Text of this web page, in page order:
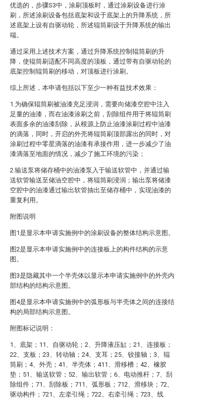
优选的，步骤S3中，涂刷顶板时，通过涂刷设备进行涂
刷，所述涂刷设备包括底架和设于底架上的升降系统，所
述底架上设有自驱动轮，所述辊筒刷设于升降系统的输出
端。
通过采用上述技术方案，通过升降系统控制辊筒刷的升
降，使辊筒刷适配不同高度的顶板，通过带有自驱动轮的
底架控制辊筒刷的移动，对顶板进行涂刷。
综上所述，本申请包括以下至少一种有益技术效果：
1.为确保辊筒刷被油漆充足浸润，需要向储漆空腔中注入
足量的油漆，而在油漆涂刷之前，刮除组件用于将辊筒刷
表面多余的油漆刮除，从根源上防止油漆涂刷过程中油漆
的滴落，同时，开启的外壳将辊筒刷顶部露出的同时，对
涂刷过程中零星滴落的油漆有承接作用，进一步减少了油
漆滴落至地面的情况，减少了施工环境的污染；
2.输送泵将储存桶中的油漆泵入于输送软管中，并通过输
送软管输送至储油空腔中，将辊筒刷浸润；输出泵将储漆
空腔中的油漆通过输出软管抽出至储存桶中，实现油漆的
重复利用。
附图说明
图1是显示本申请实施例中的涂刷设备的整体结构示意图。
图2是显示本申请实施例中的连接板上的构件结构的示意
图。
图3是隐藏其中一个半壳体以显示本申请实施例中的外壳内
部结构的结构示意图。
图4是显示本申请实施例中的弧形板与半壳体之间的连接结
构的局部结构示意图。
附图标记说明：
1、底架；11、自驱动轮；2、升降液压缸；21、连接板；
22、支板；23、转动轴；24、支耳；25、铰接轴；3、辊
筒刷；4、外壳；41、半壳体；411、滑移槽；42、橡胶
垫；51、输送软管；52、输出软管；6、电动推杆；7、刮
除组件；71、刮除板；711、弧形板；712、滑移块；72、
驱动构件；721、左牵引绳；722、右牵引绳；723、线